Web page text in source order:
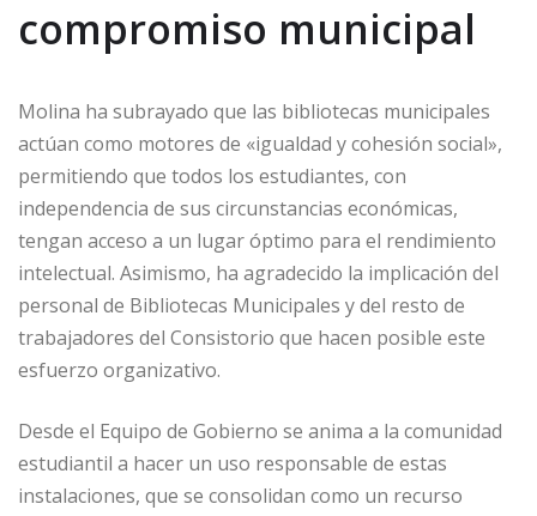
compromiso municipal
Molina ha subrayado que las bibliotecas municipales
actúan como motores de «igualdad y cohesión social»,
permitiendo que todos los estudiantes, con
independencia de sus circunstancias económicas,
tengan acceso a un lugar óptimo para el rendimiento
intelectual. Asimismo, ha agradecido la implicación del
personal de Bibliotecas Municipales y del resto de
trabajadores del Consistorio que hacen posible este
esfuerzo organizativo.
Desde el Equipo de Gobierno se anima a la comunidad
estudiantil a hacer un uso responsable de estas
instalaciones, que se consolidan como un recurso